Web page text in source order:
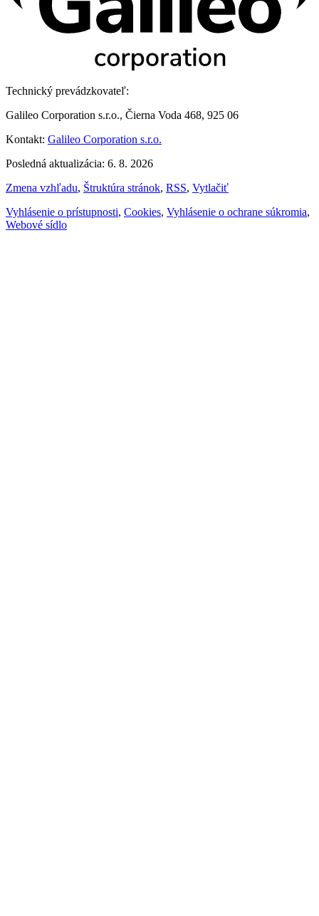
Technický prevádzkovateľ:
Galileo Corporation s.r.o., Čierna Voda 468, 925 06
Kontakt: Galileo Corporation s.r.o.
Posledná aktualizácia: 6. 8. 2026
Zmena vzhľadu, Štruktúra stránok, RSS, Vytlačiť
Vyhlásenie o prístupnosti, Cookies, Vyhlásenie o ochrane súkromia,
Webové sídlo